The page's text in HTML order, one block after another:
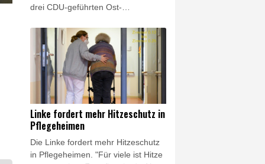
drei CDU-geführten Ost-
Koalition und Opposition im Bund.
Politikerinnen und Politiker von
CSU, Grünen und Linken warnten
am Montag insbesondere vor
Einschnitten bei pflegenden
Angehörigen. Grünen-Fraktionsvize
Andreas Audretsch warf der
Bundesregierung vor, pflegende
Angehörige "in Altersarmut
schicken" zu wollen.
Linke fordert mehr Hitzeschutz in
Pflegeheimen
Die Linke fordert mehr Hitzeschutz
in Pflegeheimen. "Für viele ist Hitze